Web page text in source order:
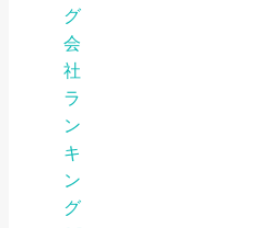
グ
会
社
ラ
ン
キ
ン
グ